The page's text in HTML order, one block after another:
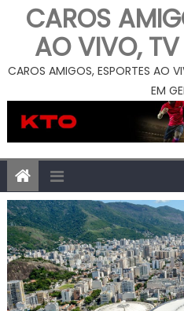
CAROS
AO VIVO,
CAROS AMIGOS, ESPORTES AO
EM